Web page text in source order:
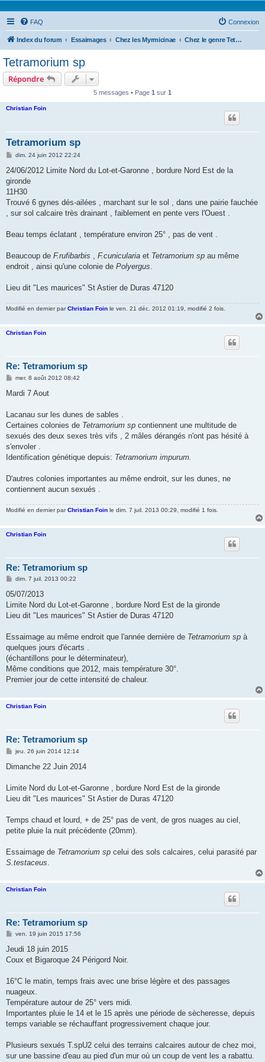
FAQ Connexion
Index du forum Essaimages Chez les Myrmicinae Chez le genre Tetramorium
Tetramorium sp
Répondre
5 messages • Page 1 sur 1
Christian Foin
Tetramorium sp
M
s
a
g
dim. 24 juin 2012 22:24
24/06/2012 Limite Nord du Lot-et-Garonne , bordure Nord Est de la
gironde
11H30
Trouvé 6 gynes dés-ailées , marchant sur le sol , dans une pairie fauchée
, sur sol calcaire très drainant , faiblement en pente vers l'Ouest .
Beau temps éclatant , température environ 25° , pas de vent .
Beaucoup de F.rufibarbis , F.cunicularia et Tetramorium sp au même
endroit , ainsi qu'une colonie de Polyergus.
Lieu dit "Les maurices" St Astier de Duras 47120
Modifié en dernier parChristian Foin le ven. 21 déc. 2012 01:19, modifié 2 fois.
Christian Foin
Re: Tetramorium sp
M
s
g
mer. 8 août 2012 08:42
Mardi 7 Aout
Lacanau sur les dunes de sables .
Certaines colonies de Tetramorium sp contiennent une multitude de
sexués des deux sexes très vifs , 2 mâles dérangés n'ont pas hésité à
s'envoler .
Identification génétique depuis: Tetramorium impurum.
D'autres colonies importantes au même endroit, sur les dunes, ne
contiennent aucun sexués .
Modifié en dernier parChristian Foin le dim. 7 juil. 2013 00:29, modifié 1 fois.
Christian Foin
Re: Tetramorium sp
M
s
a
g
dim. 7 juil. 2013 00:22
05/07/2013
Limite Nord du Lot-et-Garonne , bordure Nord Est de la gironde
Lieu dit "Les maurices" St Astier de Duras 47120
Essaimage au même endroit que l'année dernière de Tetramorium sp à
quelques jours d'écarts .
(échantillons pour le déterminateur),
Même conditions que 2012, mais température 30°.
Premier jour de cette intensité de chaleur.
Christian Foin
Re: Tetramorium sp
M
s
g
jeu. 26 juin 2014 12:14
Dimanche 22 Juin 2014
Limite Nord du Lot-et-Garonne , bordure Nord Est de la gironde
Lieu dit "Les maurices" St Astier de Duras 47120
Temps chaud et lourd, + de 25° pas de vent, de gros nuages au ciel,
petite pluie la nuit précédente (20mm).
Essaimage de Tetramorium sp celui des sols calcaires, celui parasité par
S.testaceus
Christian Foin
Re: Tetramorium sp
M
s
a
ven. 19 juin 2015 17:56
Jeudi 18 juin 2015
Coux et Bigaroque 24 Périgord Noir.
16°C le matin, temps frais avec une brise légère et des passages
nuageux.
Température autour de 25° vers midi.
Importantes pluie le 14 et le 15 après une période de sècheresse, depuis
temps variable se réchauffant progressivement chaque jour.
Plusieurs sexués T.spU2 celui des terrains calcaires autour de chez moi,
sur une bassine d'eau au pied d'un mur où un coup de vent les a rabattu.